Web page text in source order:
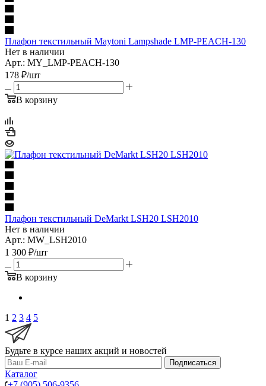
Плафон текстильный Maytoni Lampshade LMP-PEACH-130
Нет в наличии
Арт.: MY_LMP-PEACH-130
178 ₽/шт
В корзину
Плафон текстильный DeMarkt LSH20 LSH2010
Нет в наличии
Арт.: MW_LSH2010
1 300 ₽/шт
В корзину
1 2 3 4 5
Будьте в курсе наших акций и новостей
Подписаться
Каталог